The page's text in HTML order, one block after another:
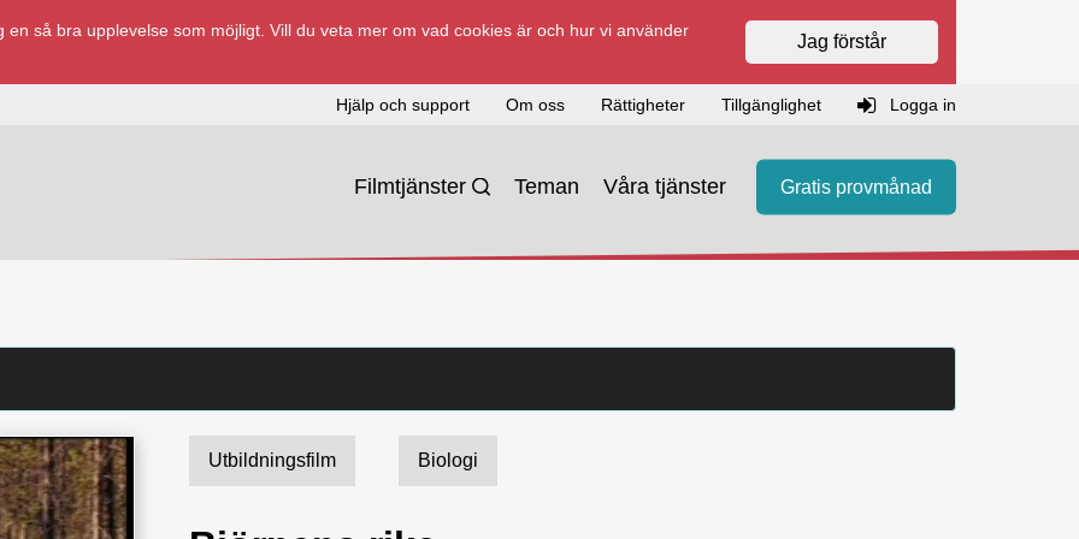
så bra upplevelse som möjligt. Vill du veta mer om vad cookies är och hur vi använder
Jag förstår
Hjälp och support Om oss Rättigheter Tillgänglighet Logga in
Filmtjänster Teman Våra tjänster Gratis provmånad
Utbildningsfilm Biologi